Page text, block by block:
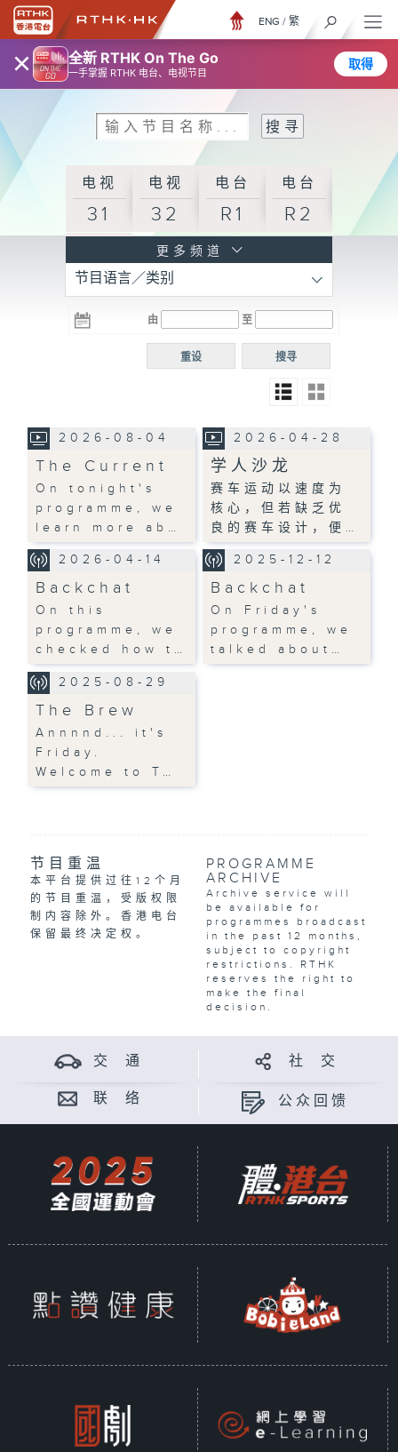
× 全新 RTHK On The Go
一手掌握 RTHK 电台、电视节目
取得
ENG / 繁
电视
31
电视
32
电台
R1
电台
R2
R3
电台 电台
R5
电台
普通
更多频道
节目语言／类别
由 至
搜寻
重设
2026-08-04
The Current
On tonight's
programme, we
learn more ab…
2026-04-28
学人沙龙
赛车运动以速度为
核心，但若缺乏优
良的赛车设计，便…
2026-04-14
Backchat
On this
programme, we
checked how t…
2025-12-12
Backchat
On Friday's
programme, we
talked about…
2025-08-29
The Brew
Annnnd... it's
Friday.
Welcome to T…
节目重温
本平台提供过往12个月
的节目重温，受版权限
制内容除外。香港电台
保留最终决定权。
PROGRAMME
ARCHIVE
Archive service will
be available for
programmes broadcast
in the past 12 months,
subject to copyright
restrictions. RTHK
reserves the right to
make the final
decision.
交 通 社 交
联 络 公众回馈